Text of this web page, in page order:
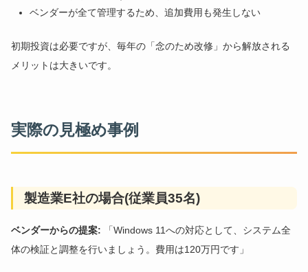
ベンダーが全て管理するため、追加費用も発生しない
初期投資は必要ですが、毎年の「念のため改修」から解放される
メリットは大きいです。
実際の見極め事例
製造業E社の場合(従業員35名)
ベンダーからの提案: 「Windows 11への対応として、システム全
体の検証と調整を行いましょう。費用は120万円です」